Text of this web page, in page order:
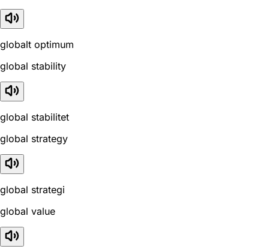
globalt optimum
global stability
global stabilitet
global strategy
global strategi
global value